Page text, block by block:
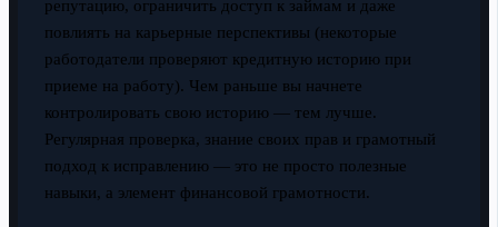
репутацию, ограничить доступ к займам и даже
повлиять на карьерные перспективы (некоторые
работодатели проверяют кредитную историю при
приеме на работу). Чем раньше вы начнете
контролировать свою историю — тем лучше.
Регулярная проверка, знание своих прав и грамотный
подход к исправлению — это не просто полезные
навыки, а элемент финансовой грамотности.